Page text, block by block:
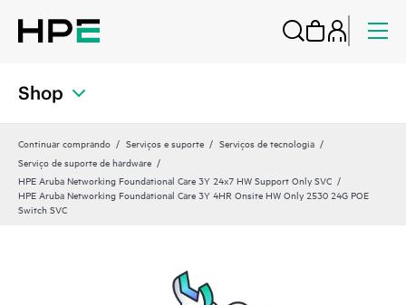
Shop
Continuar comprando Serviços e suporte
Serviços de tecnologia
Serviço de suporte de hardware
HPE Aruba Networking Foundational Care 3Y 24x7 HW Support Only SVC
HPE Aruba Networking Foundational Care 3Y 4HR Onsite HW Only 2530 24G POE
Switch SVC